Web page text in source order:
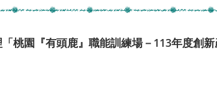
桃園『有頭鹿』職能訓練場－113年度創新